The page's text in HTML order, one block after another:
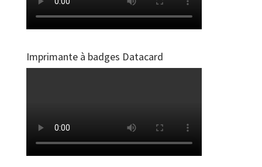
Imprimante à badges Datacard